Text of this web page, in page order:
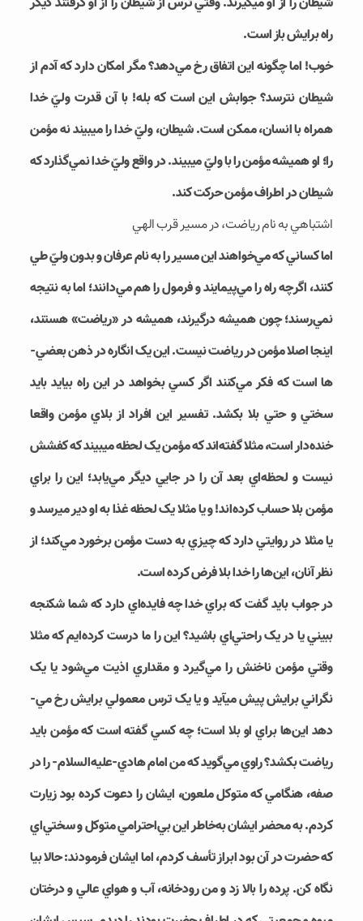
راه برايش باز است.
خوب! اما چگونه اين اتفاق رخ مي‌­دهد؟ مگر امکان دارد که آدم از
شيطان نترسد؟ جوابش اين است که بله! با آن قدرت وليّ خدا
همراه با انسان، ممکن است. شيطان، وليّ خدا را مي‎بيند نه مؤمن
را؛ او هميشه مؤمن را با وليّ مي‎بيند. در واقع وليّ خدا نمي‌­گذارد که
شيطان در اطراف مؤمن حرکت کند.
اشتباهي به نام رياضت، در مسير قرب الهي
اما کساني که مي‌­خواهند اين مسير را به نام عرفان و بدون وليّ طي
کنند، اگرچه راه را مي‌­پيمايند و فرمول را هم مي‌دانند؛ اما به نتيجه
نمي‌­رسند؛ چون هميشه درگيرند، هميشه در «رياضت» هستند،
اينجا اصلا مؤمن در رياضت نيست. اين يک انگاره در ذهن بعضي‌­
ها است که فکر مي‌کنند اگر کسي بخواهد در اين راه بيايد بايد
سختي و حتي بلا بکشد. تفسير اين افراد از بلاي مؤمن واقعا
خنده‌دار است، مثلا گفته‌­اند که مؤمن يک لحظه مي‎بيند که کفشش
نيست و لحظه­‌اي بعد آن را در جايي ديگر مي‌­يابد؛ اين را براي
مؤمن بلا حساب کرده‌­اند! و يا مثلا يک لحظه غذا به او دير مي‎رسد و
يا مثلا در روايتي دارد که چيزي به دست مؤمن برخورد مي‌­کند؛ از
نظر آنان، اين­‌ها را خدا بلا فرض کرده است.
در جواب بايد گفت که براي خدا چه فايده‌­اي دارد که شما شکنجه
ببيني يا در يک راحتي­‌اي باشيد؟ اين را ما درست کرده‌­ايم که مثلا
وقتي مؤمن ناخنش را مي‌­گيرد و مقداري اذيت مي‌­شود يا يک
نگراني برايش پيش مي‎آيد و يا يک ترس معمولي برايش رخ مي‌­
دهد اين‌­ها براي او بلا است؛ چه کسي گفته است که مؤمن بايد
رياضت بکشد؟ راوي مي‌گويد که من امام هادي-علیه‌السلام- را در
صفه، هنگامي که متوکل ملعون، ايشان را دعوت کرده بود زيارت
کردم. به محضر ايشان به‌خاطر اين بي‌­احترامي متوکل و سختي‌­اي
که حضرت در آن بود ابراز تأسف کردم، اما ايشان فرمودند: حالا بيا
نگاه کن. پرده را بالا زد و من رودخانه، آب و هواي عالي و درختان